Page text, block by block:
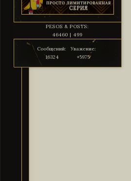
PESOS & POSTS:
46460 | 499
Сообщений:
16324
Уважение:
+5975